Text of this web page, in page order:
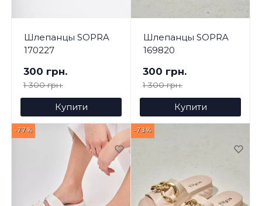
Шлепанцы SOPRA
170227
300 грн.
1 300 грн.
Купити
Шлепанцы SOPRA
169820
300 грн.
1 300 грн.
Купити
-77% -73%